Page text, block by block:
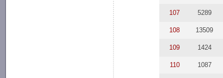
107 5289
108 13509
109 1424
110 1087